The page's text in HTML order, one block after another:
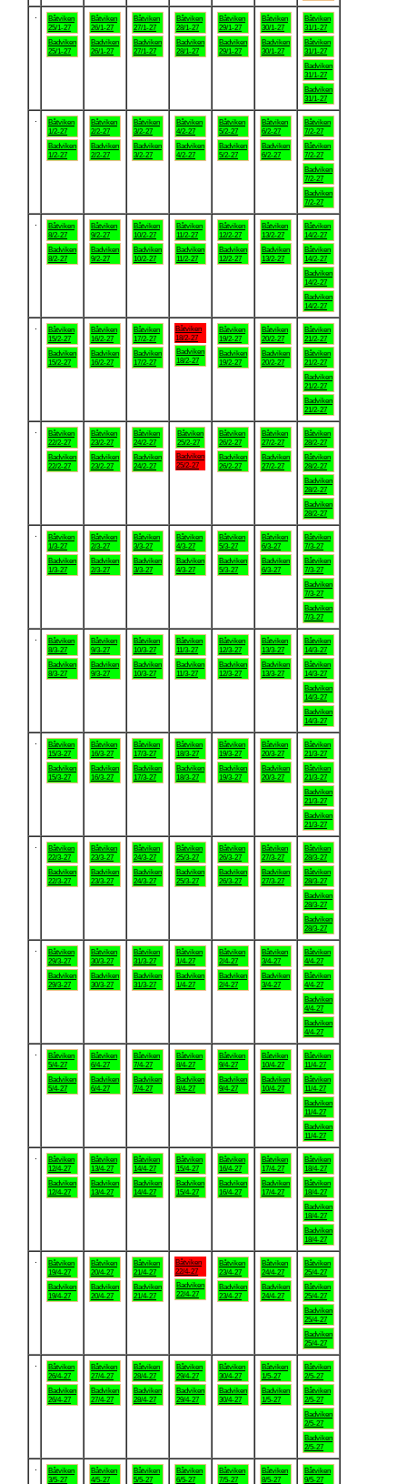
Båtviken
25/1-27
Badviken
25/1-27
Båtviken
26/1-27
Badviken
26/1-27
Båtviken
27/1-27
Badviken
27/1-27
Båtviken
28/1-27
Badviken
28/1-27
Båtviken
29/1-27
Badviken
29/1-27
Båtviken
30/1-27
Badviken
30/1-27
Båtviken
31/1-27
Båtviken
31/1-27
Badviken
31/1-27
Badviken
31/1-27
Båtviken
1/2-27
Badviken
1/2-27
Båtviken
2/2-27
Badviken
2/2-27
Båtviken
3/2-27
Badviken
3/2-27
Båtviken
4/2-27
Badviken
4/2-27
Båtviken
5/2-27
Badviken
5/2-27
Båtviken
6/2-27
Badviken
6/2-27
Båtviken
7/2-27
Båtviken
7/2-27
Badviken
7/2-27
Badviken
7/2-27
Båtviken
8/2-27
Badviken
8/2-27
Båtviken
9/2-27
Badviken
9/2-27
Båtviken
10/2-27
Badviken
10/2-27
Båtviken
11/2-27
Badviken
11/2-27
Båtviken
12/2-27
Badviken
12/2-27
Båtviken
13/2-27
Badviken
13/2-27
Båtviken
14/2-27
Båtviken
14/2-27
Badviken
14/2-27
Badviken
14/2-27
Båtviken
15/2-27
Badviken
15/2-27
Båtviken
16/2-27
Badviken
16/2-27
Båtviken
17/2-27
Badviken
17/2-27
Båtviken
18/2-27
Badviken
18/2-27
Båtviken
19/2-27
Badviken
19/2-27
Båtviken
20/2-27
Badviken
20/2-27
Båtviken
21/2-27
Båtviken
21/2-27
Badviken
21/2-27
Badviken
21/2-27
Båtviken
22/2-27
Badviken
22/2-27
Båtviken
23/2-27
Badviken
23/2-27
Båtviken
24/2-27
Badviken
24/2-27
Båtviken
25/2-27
Badviken
25/2-27
Båtviken
26/2-27
Badviken
26/2-27
Båtviken
27/2-27
Badviken
27/2-27
Båtviken
28/2-27
Båtviken
28/2-27
Badviken
28/2-27
Badviken
28/2-27
Båtviken
1/3-27
Badviken
1/3-27
Båtviken
2/3-27
Badviken
2/3-27
Båtviken
3/3-27
Badviken
3/3-27
Båtviken
4/3-27
Badviken
4/3-27
Båtviken
5/3-27
Badviken
5/3-27
Båtviken
6/3-27
Badviken
6/3-27
Båtviken
7/3-27
Båtviken
7/3-27
Badviken
7/3-27
Badviken
7/3-27
Båtviken
8/3-27
Badviken
8/3-27
Båtviken
9/3-27
Badviken
9/3-27
Båtviken
10/3-27
Badviken
10/3-27
Båtviken
11/3-27
Badviken
11/3-27
Båtviken
12/3-27
Badviken
12/3-27
Båtviken
13/3-27
Badviken
13/3-27
Båtviken
14/3-27
Båtviken
14/3-27
Badviken
14/3-27
Badviken
14/3-27
Båtviken
15/3-27
Badviken
15/3-27
Båtviken
16/3-27
Badviken
16/3-27
Båtviken
17/3-27
Badviken
17/3-27
Båtviken
18/3-27
Badviken
18/3-27
Båtviken
19/3-27
Badviken
19/3-27
Båtviken
20/3-27
Badviken
20/3-27
Båtviken
21/3-27
Båtviken
21/3-27
Badviken
21/3-27
Badviken
21/3-27
Båtviken
22/3-27
Badviken
22/3-27
Båtviken
23/3-27
Badviken
23/3-27
Båtviken
24/3-27
Badviken
24/3-27
Båtviken
25/3-27
Badviken
25/3-27
Båtviken
26/3-27
Badviken
26/3-27
Båtviken
27/3-27
Badviken
27/3-27
Båtviken
28/3-27
Båtviken
28/3-27
Badviken
28/3-27
Badviken
28/3-27
Båtviken
29/3-27
Badviken
29/3-27
Båtviken
30/3-27
Badviken
30/3-27
Båtviken
31/3-27
Badviken
31/3-27
Båtviken
1/4-27
Badviken
1/4-27
Båtviken
2/4-27
Badviken
2/4-27
Båtviken
3/4-27
Badviken
3/4-27
Båtviken
4/4-27
Båtviken
4/4-27
Badviken
4/4-27
Badviken
4/4-27
Båtviken
5/4-27
Badviken
5/4-27
Båtviken
6/4-27
Badviken
6/4-27
Båtviken
7/4-27
Badviken
7/4-27
Båtviken
8/4-27
Badviken
8/4-27
Båtviken
9/4-27
Badviken
9/4-27
Båtviken
10/4-27
Badviken
10/4-27
Båtviken
11/4-27
Båtviken
11/4-27
Badviken
11/4-27
Badviken
11/4-27
Båtviken
12/4-27
Badviken
12/4-27
Båtviken
13/4-27
Badviken
13/4-27
Båtviken
14/4-27
Badviken
14/4-27
Båtviken
15/4-27
Badviken
15/4-27
Båtviken
16/4-27
Badviken
16/4-27
Båtviken
17/4-27
Badviken
17/4-27
Båtviken
18/4-27
Båtviken
18/4-27
Badviken
18/4-27
Badviken
18/4-27
Båtviken
19/4-27
Badviken
19/4-27
Båtviken
20/4-27
Badviken
20/4-27
Båtviken
21/4-27
Badviken
21/4-27
Båtviken
22/4-27
Badviken
22/4-27
Båtviken
23/4-27
Badviken
23/4-27
Båtviken
24/4-27
Badviken
24/4-27
Båtviken
25/4-27
Båtviken
25/4-27
Badviken
25/4-27
Badviken
25/4-27
Båtviken
26/4-27
Badviken
26/4-27
Båtviken
27/4-27
Badviken
27/4-27
Båtviken
28/4-27
Badviken
28/4-27
Båtviken
29/4-27
Badviken
29/4-27
Båtviken
30/4-27
Badviken
30/4-27
Båtviken
1/5-27
Badviken
1/5-27
Båtviken
2/5-27
Båtviken
2/5-27
Badviken
2/5-27
Badviken
2/5-27
Båtviken
3/5-27
Båtviken
4/5-27
Båtviken
5/5-27
Båtviken
6/5-27
Båtviken
7/5-27
Båtviken
8/5-27
Båtviken
9/5-27